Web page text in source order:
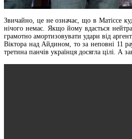
Звичайно, це не означає, що в Матіссе
нічого немає. Якщо йому вдасться
грамотно амортизовувати удари від
Віктора над Айдином, то за неповні 11
третина панчів українця досягла цілі. А